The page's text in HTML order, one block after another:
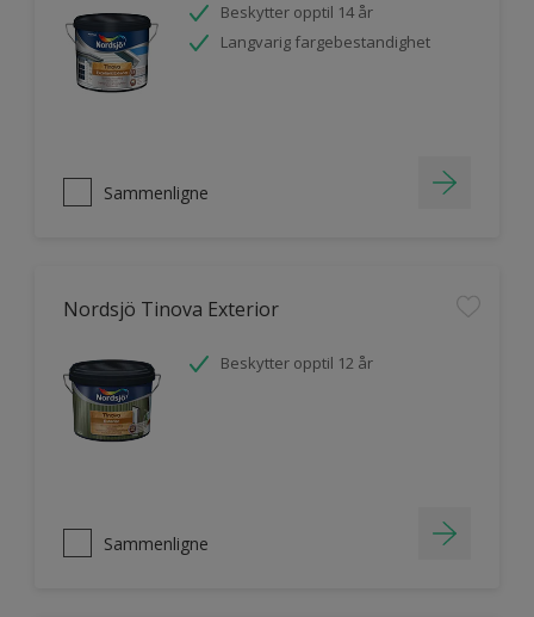
Beskytter opptil 14 år
Langvarig fargebestandighet
Sammenligne
Nordsjö Tinova Exterior
Beskytter opptil 12 år
Sammenligne